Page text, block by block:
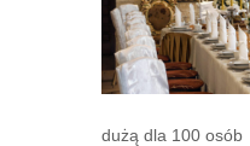
dużą dla 100 osób